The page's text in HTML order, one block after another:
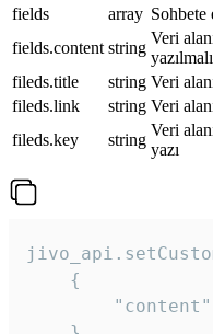
fields
array
fields.content string
Veri
fileds.title
string Veri
fileds.link
string Veri
fileds.key
string
Veri
yazı
    {